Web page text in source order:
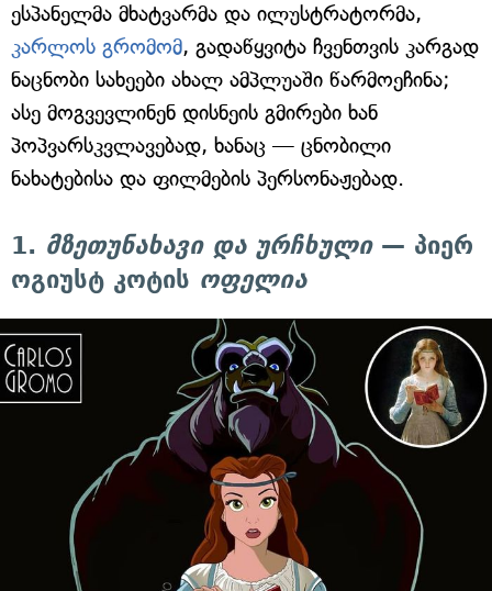
ესპანელმა მხატვარმა და ილუსტრატორმა,
კარლოს გრომომ, გადაწყვიტა ჩვენთვის კარგად
ნაცნობი სახეები ახალ ამპლუაში წარმოეჩინა;
ასე მოგვევლინენ დისნეის გმირები ხან
პოპვარსკვლავებად, ხანაც — ცნობილი
ნახატებისა და ფილმების პერსონაჟებად.
1. მზეთუნახავი და ურჩხული— პიერ
ოგიუსტ კოტის ოფელია